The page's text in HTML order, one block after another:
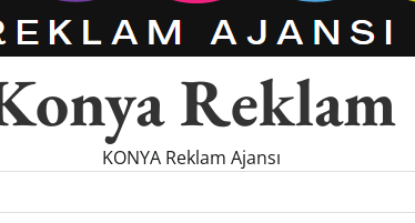
Reklam
KONYA Reklam Ajansı